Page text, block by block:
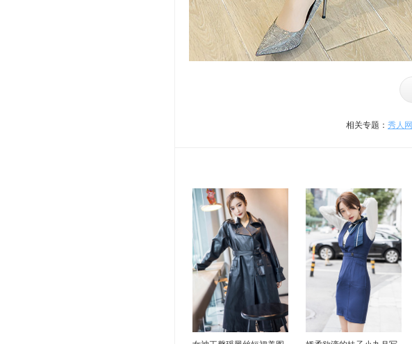
相关专题： 秀人网